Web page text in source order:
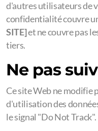
d'autres utilisateurs de
confidentialité couvre
SITE]et ne couvre pas
tiers.
Ne pas
Ce site Web ne modifie
d'utilisation des
le signal "Do Not Track".